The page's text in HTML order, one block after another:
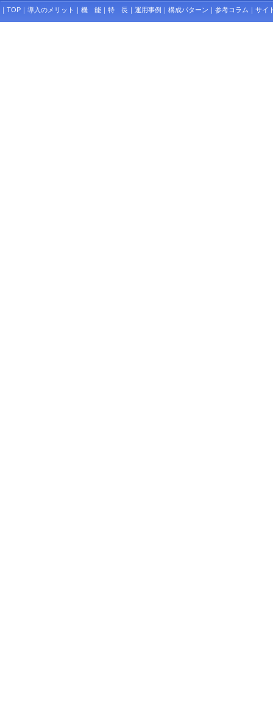
｜ TOP ｜ 導入のメリット ｜ 機 能 ｜ 特 長 ｜ 運用事例 ｜ 構成パターン ｜ 参考コラム ｜ サイ